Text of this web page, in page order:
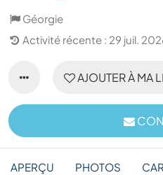
Géorgie
Activité récente : 29 juil.
AJOUTER À MA
APERÇU PHOTOS